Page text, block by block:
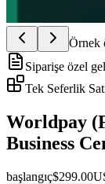
Örnek
Siparişe özel
Tek Seferlik
Worldpay
Business
başlangıç$299.00